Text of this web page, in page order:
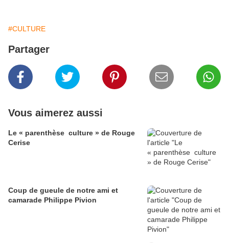
#CULTURE
Partager
Vous aimerez aussi
Le « parenthèse culture » de Rouge
Cerise
Coup de gueule de notre ami et
camarade Philippe Pivion